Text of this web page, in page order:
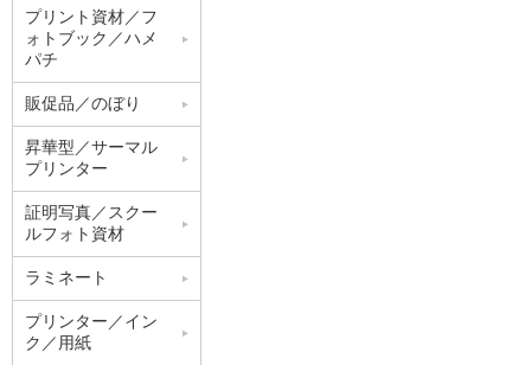
プリント資材／フ
ォトブック／ハメ
パチ
販促品／のぼり
昇華型／サーマル
プリンター
証明写真／スクー
ルフォト資材
ラミネート
プリンター／イン
ク／用紙